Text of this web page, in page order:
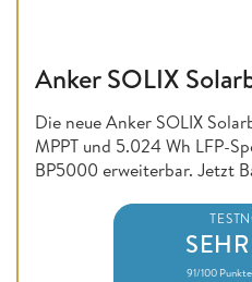
Anker SOLIX
Die neue Anker SOLIX
MPPT und 5.024 Wh LFP-
BP5000 erweiterbar. Jetzt
91/100